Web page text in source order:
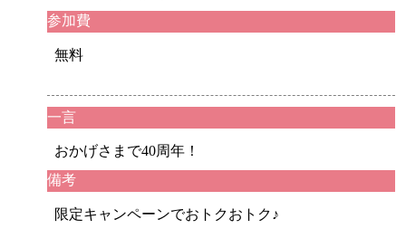
参加費
無料
一言
おかげさまで40周年！
備考
限定キャンペーンでおトクおトク♪